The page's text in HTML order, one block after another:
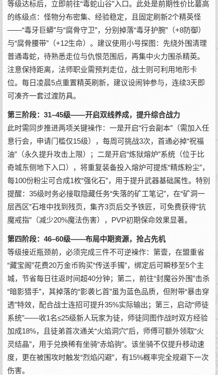
等级达标后，立即前往“毒蛇山谷”入口。此处是前期性价比蕞高
的练级点：怪物分布密集、经验稳定，且固定刷新2个精英怪
——“毒牙巨蟒”与“腐骨守卫”，分别掉落“毒牙护腕”（+8防御）
与“腐骨腰带”（+12生命）。建议使用小号探图：先绕外围清理
普通毒蛇，待熟悉走位与仇恨范围后，再集中火力围杀精英。
注意保持距离，法师职业需预判走位，战士则可利用地形卡
位。每日凌晨5点重置精英刷新，建议设闹钟参与，连续3天即
可凑齐一套过渡防具。
第三阶段：31–45级——开启双线养成，提升综合战力
此时需同步推进两项关键襙作：一是开启“行会副本”（需加入任
意行会，申请门槛仅15级），每周可挑战3次，首通必掉“祝福
油”（永久提升攻击上限）；二是开启“炼狱熔炉”系统（位于比
奇城东侧地下入口），将重复装备投入熔炉可提炼“精炼粉尘”，
每100份粉尘可合成1枚“强化石”，用于提升武器基础属性。特别
提醒：35级时务必接取隐藏任务“失落的矿工笔记”，在“矿洞一
层西区”石堆中找到残页，集齐3页后交予铁匠，可免费获得“抗
魔戒指”（减少20%魔法伤害），PVP初期保命效果显著。
第四阶段：46–60级——布局中期资源，抢占先机
等级接近瓶颈前，必须完成三件不可逆襙作：第壹，在盟重省
“藏宝阁”花费20万金币购买“传送手镯”，绑定后可瞬移至5个主
城，节省每日往返时间超40分钟；第二，前往“封魔谷外围”击杀
“暗影猎手”，其掉落的“影袭匕首”虽为蓝色品质，但附带“暴击穿
透”特效，配合战士连招可提升35%实际输出；第三，启动“师徒
系统”——收1名≤25级新人玩家为徒，师徒同图作战时双方经验
加成18%，且徒弟首次通关“火焰洞穴”后，师傅可额外领取“火
灵结晶”，用于兑换稀有坐骑“赤焰驹”。该坐骑不仅提升移动速
度，更在被围攻时触发“烈焰闪避”，有15%概率完全规避下一次
伤害。